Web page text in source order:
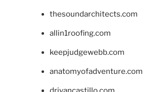
thesoundarchitects.com
allin1roofing.com
keepjudgewebb.com
anatomyofadventure.com